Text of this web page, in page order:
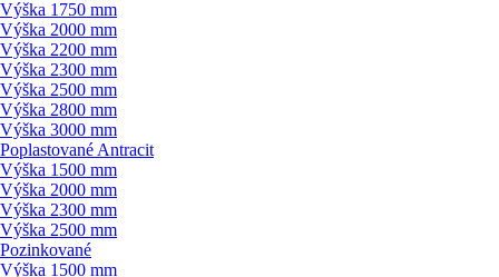
Výška 1750 mm
Výška 2000 mm
Výška 2200 mm
Výška 2300 mm
Výška 2500 mm
Výška 2800 mm
Výška 3000 mm
Poplastované Antracit
Výška 1500 mm
Výška 2000 mm
Výška 2300 mm
Výška 2500 mm
Pozinkované
Výška 1500 mm